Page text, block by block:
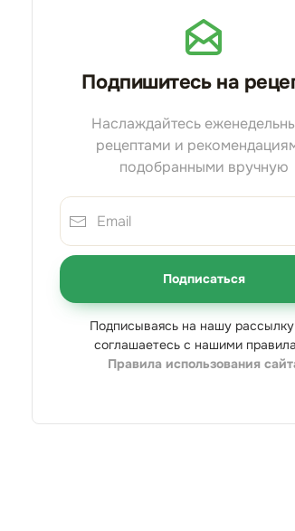
Подпишитесь на
Наслаждайтесь
рецептами и
подобранными вручную
Подписаться
Подписываясь на нашу
соглашаетесь с нашими
Правила использования